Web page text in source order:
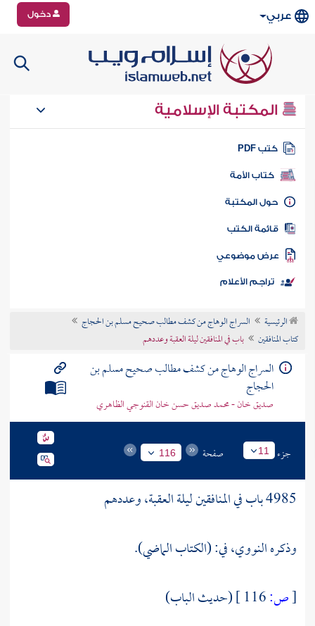
عربي دخول
المكتبة الإسلامية
كتب PDF
كتاب الأمة
المكتبة
الكتب
موضوعي
تراجم الأعلام
الرئيسية
السراج الوهاج من كشف مطالب صحيح مسلم بن الحجاج
كتاب المنافقين
باب في المنافقين ليلة العقبة وعددهم
السراج الوهاج من كشف مطالب صحيح مسلم بن
الحجاج
صديق خان - محمد صديق حسن خان القنوجي الظاهري
جزء 11 صفحة 116
4985 باب في المنافقين ليلة العقبة،وعددهم
وذكرهالنووي،في: (الكتاب الماضي).
[ص:
(حديث الباب)